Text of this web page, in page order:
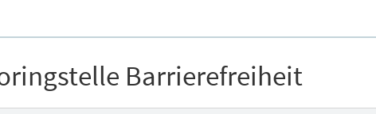
Barrierefreiheit